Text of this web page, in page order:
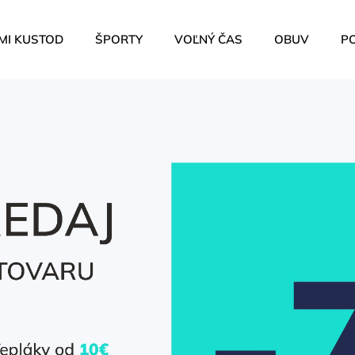
KUSTOD ŠPORTY VOĽNÝ ČAS OBUV